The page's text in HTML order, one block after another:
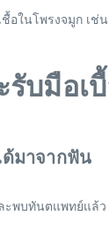
อในโพรงจมูก เ
รับมือเ
ด้มาจากฟัน
บทันตแพทย์แล้ว